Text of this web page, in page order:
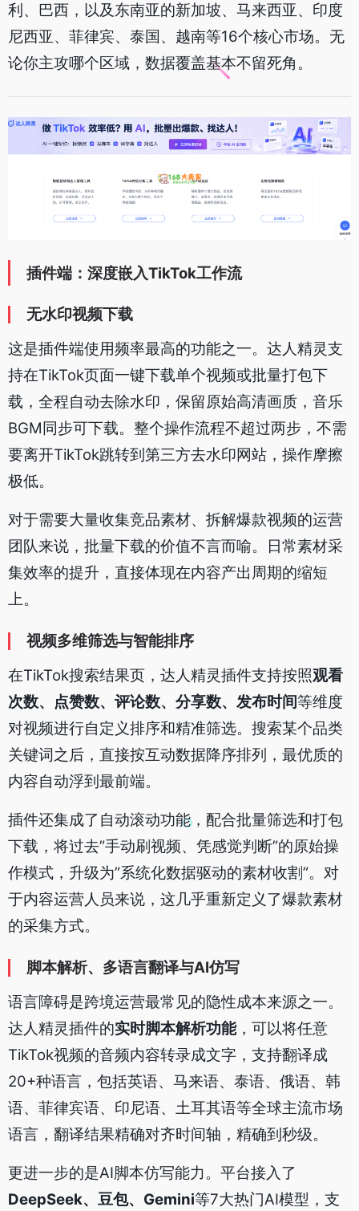
利、巴西，以及东南亚的新加坡、马来西亚、印度
尼西亚、菲律宾、泰国、越南等16个核心市场。无
论你主攻哪个区域，数据覆盖基本不留死角。
插件端：深度嵌入TikTok工作流
无水印视频下载
这是插件端使用频率最高的功能之一。达人精灵支
持在TikTok页面一键下载单个视频或批量打包下
载，全程自动去除水印，保留原始高清画质，音乐
BGM同步可下载。整个操作流程不超过两步，不需
要离开TikTok跳转到第三方去水印网站，操作摩擦
极低。
对于需要大量收集竞品素材、拆解爆款视频的运营
团队来说，批量下载的价值不言而喻。日常素材采
集效率的提升，直接体现在内容产出周期的缩短
上。
视频多维筛选与智能排序
在TikTok搜索结果页，达人精灵插件支持按照观看
次数、点赞数、评论数、分享数、发布时间等维度
对视频进行自定义排序和精准筛选。搜索某个品类
关键词之后，直接按互动数据降序排列，最优质的
内容自动浮到最前端。
插件还集成了自动滚动功能，配合批量筛选和打包
下载，将过去”手动刷视频、凭感觉判断”的原始操
作模式，升级为”系统化数据驱动的素材收割”。对
于内容运营人员来说，这几乎重新定义了爆款素材
的采集方式。
脚本解析、多语言翻译与AI仿写
语言障碍是跨境运营最常见的隐性成本来源之一。
达人精灵插件的实时脚本解析功能，可以将任意
TikTok视频的音频内容转录成文字，支持翻译成
20+种语言，包括英语、马来语、泰语、俄语、韩
语、菲律宾语、印尼语、土耳其语等全球主流市场
语言，翻译结果精确对齐时间轴，精确到秒级。
更进一步的是AI脚本仿写能力。平台接入了
DeepSeek、豆包、Gemini等7大热门AI模型，支